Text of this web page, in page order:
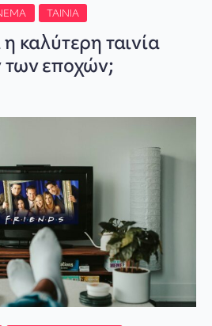
ΤΑΙΝΊΑ
η καλύτερη ταινία
εποχών;